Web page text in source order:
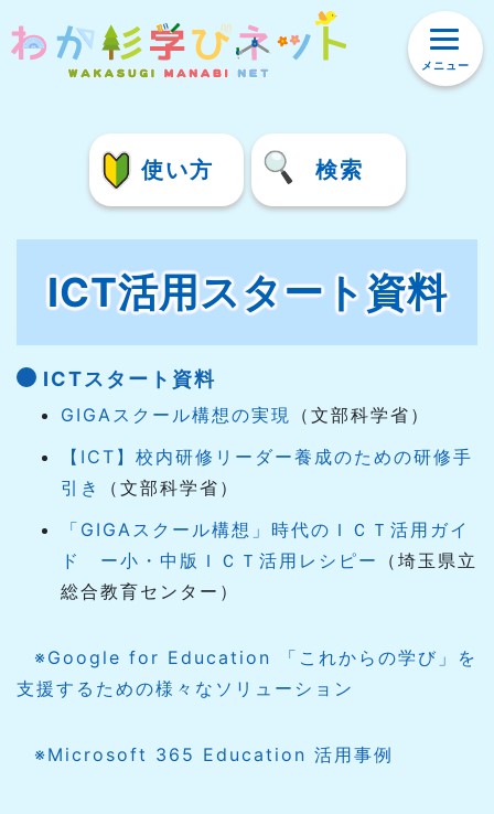
使い方 検索
メニュー
ICT活用スタート資料
ICTスタート資料
GIGAスクール構想の実現 （文部科学省）
【ICT】校内研修リーダー養成のための研修手
引き
（文部科学省）
「GIGAスクール構想」時代のＩＣＴ活用ガイ
ド ー小・中版ＩＣＴ活用レシピー
（埼玉県立
総合教育センター）
※Google for Education 「これからの学び」を
支援するための様々なソリューション
※Microsoft 365 Education 活用事例